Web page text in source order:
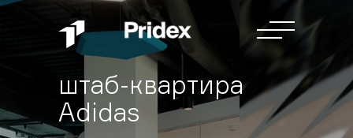
штаб-квартира
Adidas